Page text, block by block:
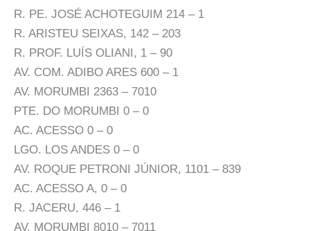
R. PE. JOSÉ ACHOTEGUIM 214 – 1
R. ARISTEU SEIXAS, 142 – 203
R. PROF. LUÍS OLIANI, 1 – 90
AV. COM. ADIBO ARES 600 – 1
AV. MORUMBI 2363 – 7010
PTE. DO MORUMBI 0 – 0
AC. ACESSO 0 – 0
LGO. LOS ANDES 0 – 0
AV. ROQUE PETRONI JÚNIOR, 1101 – 839
AC. ACESSO A, 0 – 0
R. JACERU, 446 – 1
AV. MORUMBI 8010 – 7011